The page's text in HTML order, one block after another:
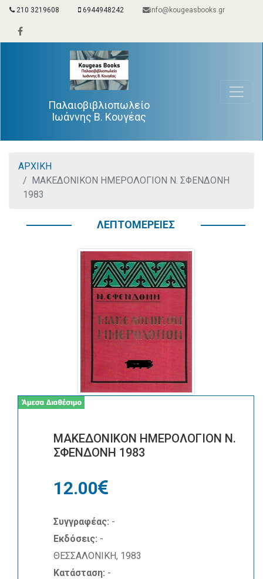
210 3219608 6944948242 info@kougeasbooks.gr
Παλαιοβιβλιοπωλείο
Ιωάννης Β. Κουγέας
ΑΡΧΙΚΗ
ΜΑΚΕΔΟΝΙΚΟΝ ΗΜΕΡΟΛΟΓΙΟΝ Ν. ΣΦΕΝΔΟΝΗ
1983
ΛΕΠΤΟΜΕΡΕΙΕΣ
ΜΑΚΕΔΟΝΙΚΟΝ ΗΜΕΡΟΛΟΓΙΟΝ Ν.
ΣΦΕΝΔΟΝΗ 1983
12.00
Συγγραφέας: -
Εκδόσεις: -
ΘΕΣΣΑΛΟΝΙΚΗ, 1983
Κατάσταση: -